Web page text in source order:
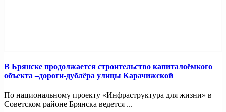
В Брянске продолжается строительство капиталоёмкого
объекта –дороги-дублёра улицы Карачижской
По национальному проекту «Инфраструктура для жизни» в
Советском районе Брянска ведется ...